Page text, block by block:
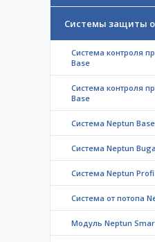
Системы защиты
Система контроля
Base
Система контроля
Base
Система Neptun
Система Neptun
Система Neptun
Система от потопа
Модуль Neptun